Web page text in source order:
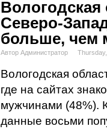
Вологодская
Северо-
больше, чем
Автор Администратор
Вологодская
где на сайтах
мужчинами (48%).
данные восьми